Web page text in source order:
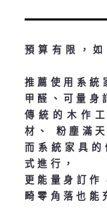
預算有限，
推薦使用系統
甲醛、可量身
傳統的木作
材、 粉塵滿
而系統家具
式進行，
更能量身訂作
畸零角落也能